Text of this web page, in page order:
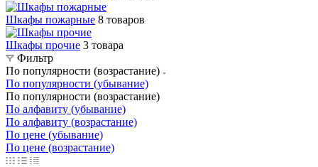
Шкафы пожарные 8 товаров
Шкафы прочие 3 товара
Фильтр
По популярности (возрастание)
По популярности (убывание)
По популярности (возрастание)
По алфавиту (убывание)
По алфавиту (возрастание)
По цене (убывание)
По цене (возрастание)